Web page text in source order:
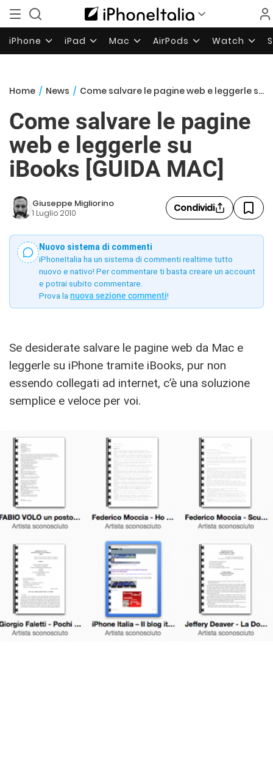
iPhone iPad Mac AirPods Watch
Home / News / Come salvare le pagine web e leggerle su iBooks [GUIDA MAC]
Come salvare le pagine
web e leggerle su
iBooks [GUIDA MAC]
Giuseppe Migliorino
1 Luglio 2010 Condividi
Nuovo sistema di commenti
iPhoneItalia ha un sistema di commenti realtime tutto
nuovo e nativo! Per commentare ti basta creare un account
e potrai subito commentare.
Prova la nuova sezione commenti!
Se desiderate salvare le pagine web da Mac e
leggerle su iPhone tramite iBooks, pur non
essendo collegati ad internet, c’è una soluzione
semplice e veloce per voi.